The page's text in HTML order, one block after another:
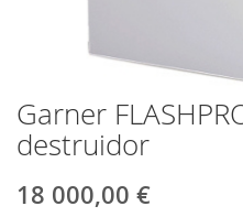
Garner
destruidor
18 000,00 €
Saltar
para
o
da